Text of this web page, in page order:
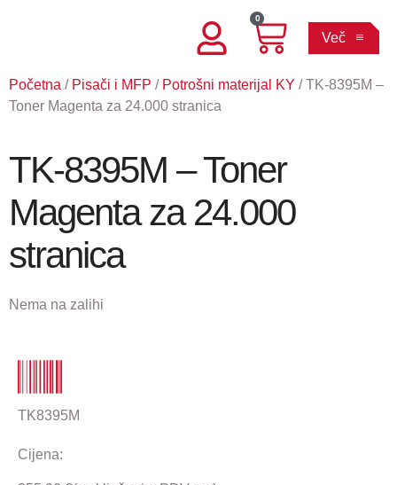
0
Več
Početna / Pisači i MFP / Potrošni materijal KY / TK-8395M –
Toner Magenta za 24.000 stranica
TK-8395M – Toner
Magenta za 24.000
stranica
Nema na zalihi
TK8395M
Cijena: